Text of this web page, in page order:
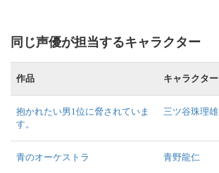
同じ声優が担当するキャラクター
作品 キャラクター
抱かれたい男1位に脅されていま
す。
三ツ谷珠理雄
青のオーケストラ 青野龍仁